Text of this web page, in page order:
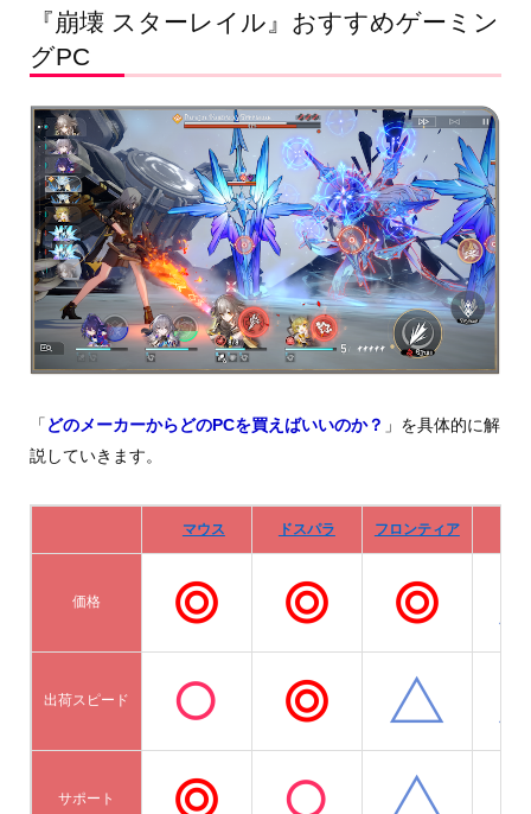
『崩壊 スターレイル』おすすめゲーミン
グPC
「どのメーカーからどのPCを買えばいいのか？ 」を具体的に解
説していきます。
マウス ドスパラ フロンティア
価格
出荷スピード
サポート